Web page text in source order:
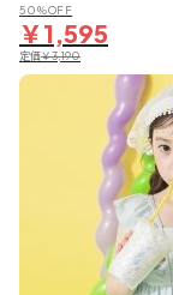
50％OFF
￥1,595
定価￥3,190